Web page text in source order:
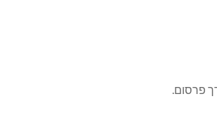
פרסום.